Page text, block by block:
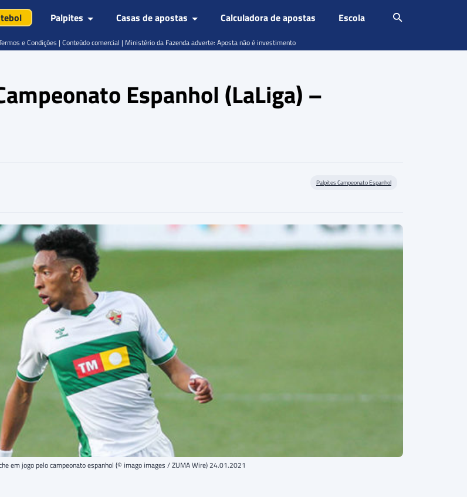
Palpites Casas de apostas Calculadora de apostas Escola
Espanhol (LaLiga) –
Palpites Campeonato Espanhol
em jogo pelo campeonato espanhol (© imago images / ZUMA Wire) 24.01.2021
e Condições | Conteúdo comercial | Ministério da Fazenda adverte: Aposta não é investimento